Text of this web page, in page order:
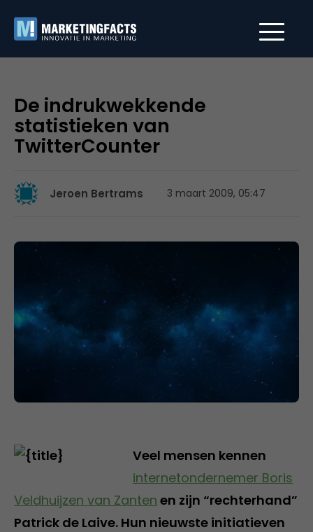
De indrukwekkende
statistieken van
TwitterCounter
Jeroen Bertrams 3 maart 2009, 05:47
Veel mensen kennen
internetondernemer Boris
Veldhuijzen van Zanten en zijn “rechterhand”
Patrick de Laive. Hun nieuwste initiatieven